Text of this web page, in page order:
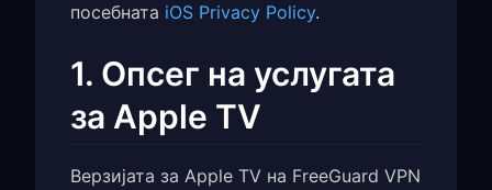
посебната iOS Privacy Policy.
1. Опсег на услугата
за Apple TV
Верзијата за Apple TV на FreeGuard VPN